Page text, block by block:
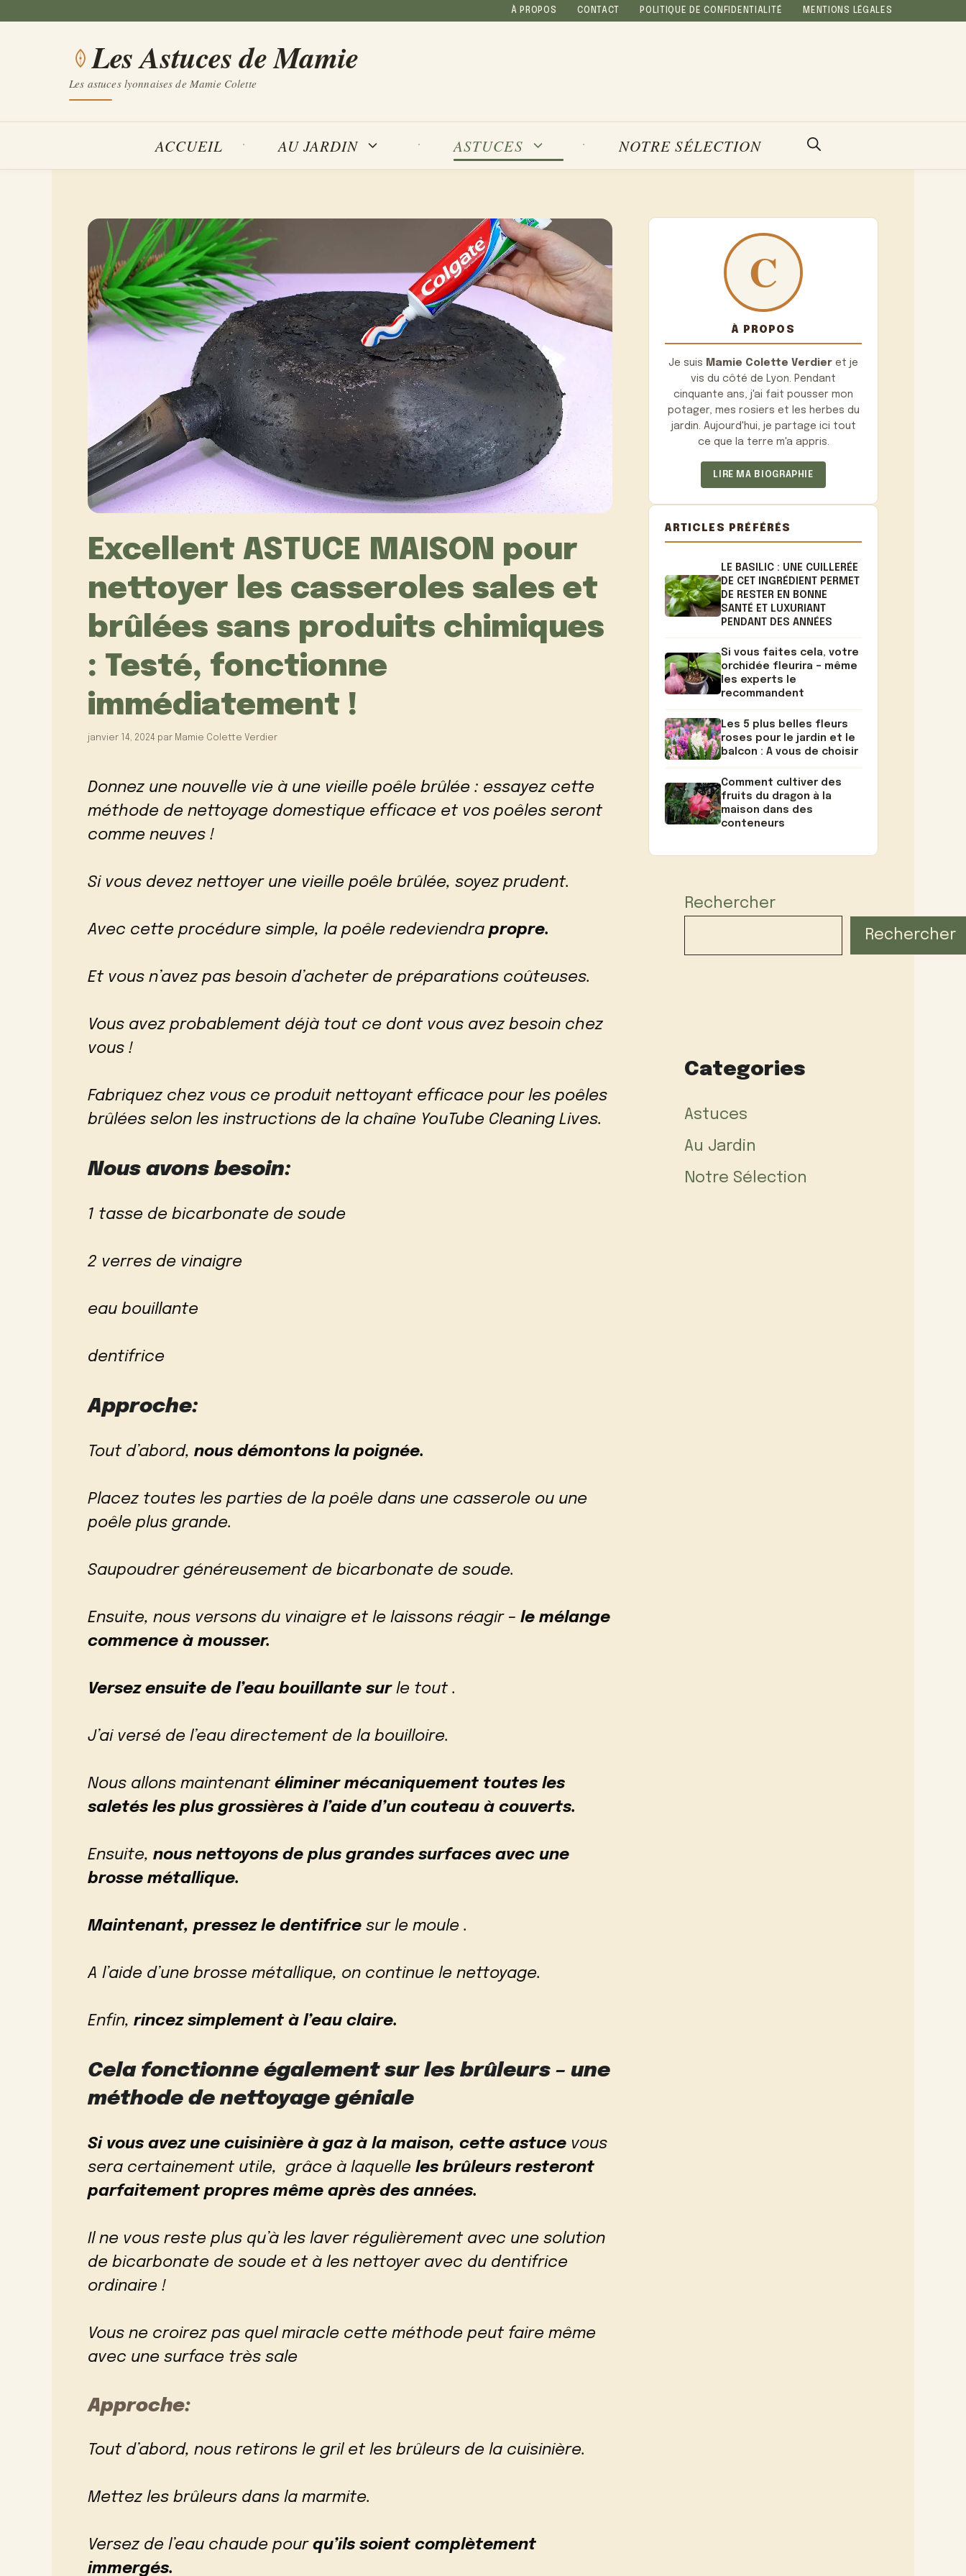
À PROPOS CONTACT POLITIQUE DE CONFIDENTIALITÉ MENTIONS LÉGALES
Les Astuces de Mamie
Les astuces lyonnaises de Mamie Colette
ACCUEIL AU JARDIN ASTUCES NOTRE SÉLECTION
Excellent ASTUCE MAISON pour
nettoyer les casseroles sales et
brûlées sans produits chimiques
: Testé, fonctionne
immédiatement !
janvier 14, 2024 par Mamie Colette Verdier
Donnez une nouvelle vie à une vieille poêle brûlée : essayez cette
méthode de nettoyage domestique efficace et vos poêles seront
comme neuves !
Si vous devez nettoyer une vieille poêle brûlée, soyez prudent.
Avec cette procédure simple, la poêle redeviendra propre.
Et vous n’avez pas besoin d’acheter de préparations coûteuses.
Vous avez probablement déjà tout ce dont vous avez besoin chez
vous !
Fabriquez chez vous ce produit nettoyant efficace pour les poêles
brûlées selon les instructions de la chaîne YouTube Cleaning Lives.
Nous avons besoin:
1 tasse de bicarbonate de soude
2 verres de vinaigre
eau bouillante
dentifrice
Approche:
Tout d’abord, nous démontons la poignée.
Placez toutes les parties de la poêle dans une casserole ou une
poêle plus grande.
Saupoudrer généreusement de bicarbonate de soude.
Ensuite, nous versons du vinaigre et le laissons réagir – le mélange
commence à mousser.
Versez ensuite de l’eau bouillante surle tout .
J’ai versé de l’eau directement de la bouilloire.
Nous allons maintenant éliminer mécaniquement toutes les
saletés les plus grossières à l’aide d’un couteau à couverts.
Ensuite, nous nettoyons de plus grandes surfaces avec une
brosse métallique.
Maintenant, pressez le dentifrice sur le moule .
A l’aide d’une brosse métallique, on continue le nettoyage.
Enfin, rincez simplement à l’eau claire.
Cela fonctionne également sur les brûleurs – une
méthode de nettoyage géniale
Si vous avez une cuisinière à gaz à la maison, cette astuce vous
sera certainement utile, grâce à laquelle les brûleurs resteront
parfaitement propres même après des années.
Il ne vous reste plus qu’à les laver régulièrement avec une solution
de bicarbonate de soude et à les nettoyer avec du dentifrice
ordinaire !
Vous ne croirez pas quel miracle cette méthode peut faire même
avec une surface très sale
Approche:
Tout d’abord, nous retirons le gril et les brûleurs de la cuisinière.
Mettez les brûleurs dans la marmite.
Versez de l’eau chaude pour qu’ils soient complètement
immergés.
À PROPOS
Je suis Mamie Colette Verdier et je
vis du côté de Lyon. Pendant
cinquante ans, j'ai fait pousser mon
potager, mes rosiers et les herbes du
jardin. Aujourd'hui, je partage ici tout
ce que la terre m'a appris.
LIRE MA BIOGRAPHIE
ARTICLES PRÉFÉRÉS
LE BASILIC : UNE CUILLERÉE
DE CET INGRÉDIENT PERMET
DE RESTER EN BONNE
SANTÉ ET LUXURIANT
PENDANT DES ANNÉES
Si vous faites cela, votre
orchidée fleurira – même
les experts le
recommandent
Les 5 plus belles fleurs
roses pour le jardin et le
balcon : A vous de choisir
Comment cultiver des
fruits du dragon à la
maison dans des
conteneurs
Rechercher
Rechercher
Categories
Astuces
Au Jardin
Notre Sélection